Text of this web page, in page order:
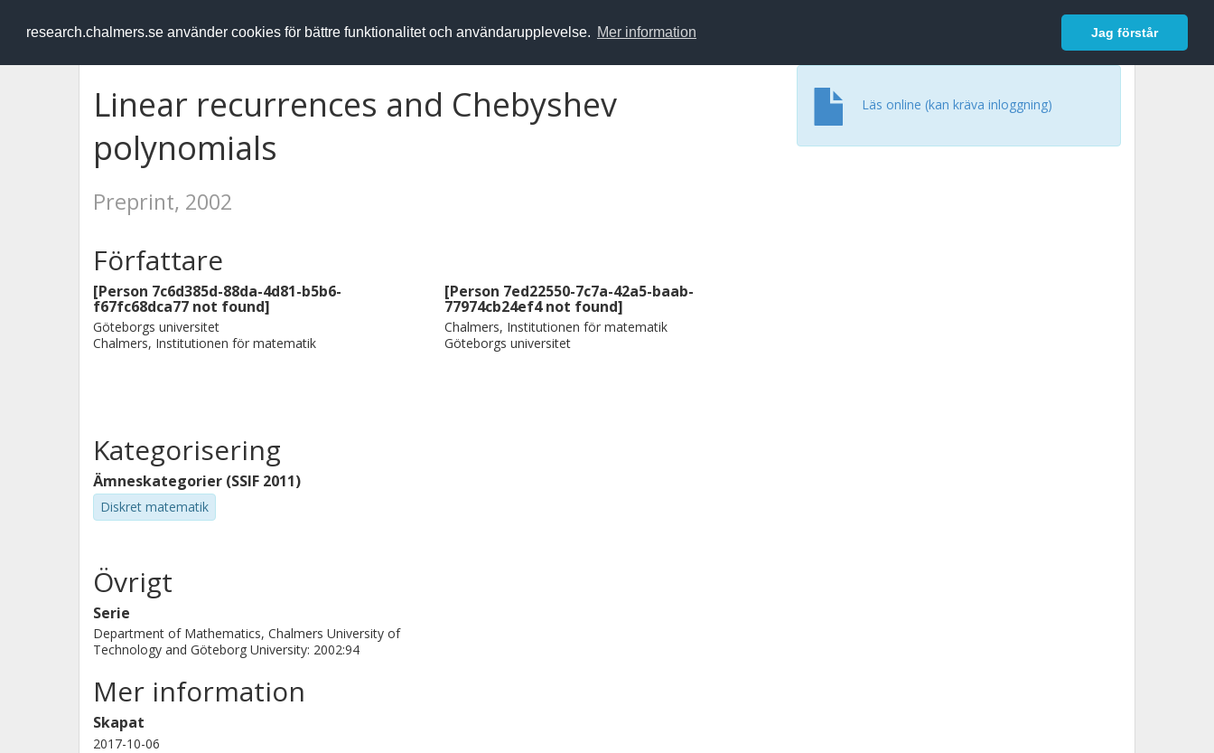
research.chalmers.se använder cookies för bättre funktionalitet och användarupplevelse. Mer information Jag förstår
RESEARCH.chalmers.se Logga in
Linear recurrences and Chebyshev
polynomials
Preprint, 2002
Läs online (kan kräva inloggning)
Författare
[Person 7c6d385d-88da-4d81-b5b6-
f67fc68dca77 not found]
Göteborgs universitet
Chalmers, Institutionen för matematik
[Person 7ed22550-7c7a-42a5-baab-
77974cb24ef4 not found]
Chalmers, Institutionen för matematik
Göteborgs universitet
Kategorisering
Ämneskategorier (SSIF 2011)
Diskret matematik
Övrigt
Serie
Department of Mathematics, Chalmers University of
Technology and Göteborg University: 2002:94
Mer information
Skapat
2017-10-06